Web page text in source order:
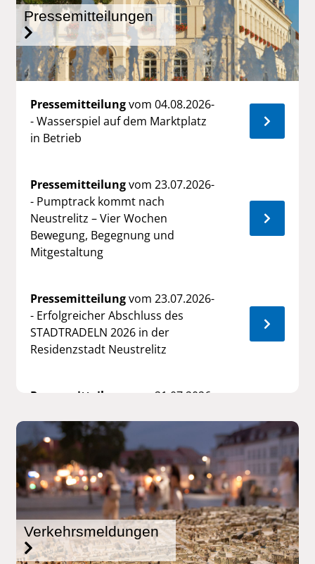
Pressemitteilungen
Pressemitteilungvom 04.08.2026-
- Wasserspiel auf dem Marktplatz
in Betrieb
Pressemitteilungvom 23.07.2026-
- Pumptrack kommt nach
Neustrelitz – Vier Wochen
Bewegung, Begegnung und
Mitgestaltung
Pressemitteilungvom 23.07.2026-
- Erfolgreicher Abschluss des
STADTRADELN 2026 in der
Residenzstadt Neustrelitz
Pressemitteilung
vom 21.07.2026-
Einsatztagebuch vom Brand auf
dem ehemaligen
Panzerübungsplatz nahe der
Residenzstadt Neustrelitz
Pressemitteilungvom 26.06.2026-
- Inbetriebnahme der
wassertechnischen Anlagen
Verkehrsmeldungen